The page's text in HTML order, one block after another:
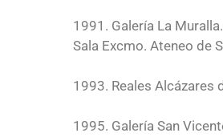
1991. Galería La
Sala Excmo. Ateneo de
1993. Reales Alcázares
1995. Galería San